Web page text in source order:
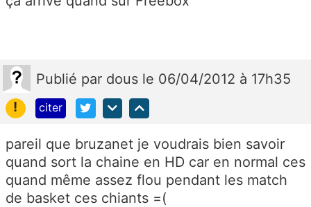
Publié par dous le 06/04/2012 à 17h35
!
citer
pareil que bruzanet je voudrais bien savoir
quand sort la chaine en HD car en normal ces
quand même assez flou pendant les match
de basket ces chiants =(